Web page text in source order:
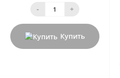
- +
Купить